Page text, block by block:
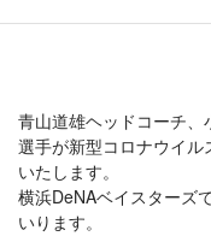
青山道雄ヘッドコーチ
選手が新型コロナウイ
いたします。
横浜DeNAベイスターズ
いります。